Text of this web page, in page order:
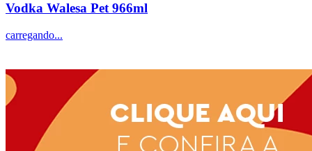
Vodka Walesa Pet 966ml
carregando...